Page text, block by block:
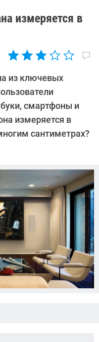
измеряется в
из ключевых
смартфоны и
измеряется в
сантиметрах?